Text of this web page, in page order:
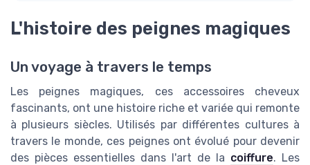
L'histoire des peignes magiques
Un voyage à travers le temps
Les peignes magiques, ces accessoires cheveux
fascinants, ont une histoire riche et variée qui remonte
à plusieurs siècles. Utilisés par différentes cultures à
travers le monde, ces peignes ont évolué pour devenir
des pièces essentielles dans l'art de la coiffure. Les